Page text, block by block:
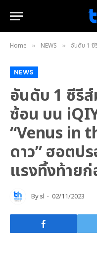
Home » NEWS » อันดับ 1 ซีรีส์มาแรง 2 สั
NEWS
อันดับ 1 ซีรี
ซ้อน บน
“Venus in
ดาว” ฮอตป
แรงทิ้งท้าย
Bysl 02/11/2023